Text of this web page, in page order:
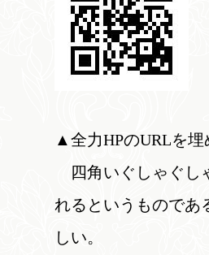
▲全力HPのURLを埋
四角いぐしゃぐし
れるというものであ
しい。